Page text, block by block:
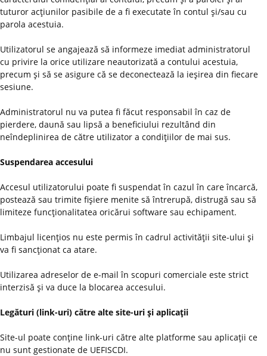
tuturor acţiunilor pasibile de a fi executate în contul şi/sau cu
parola acestuia.
Utilizatorul se angajează să informeze imediat administratorul
cu privire la orice utilizare neautorizată a contului acestuia,
precum şi să se asigure că se deconectează la ieşirea din fiecare
sesiune.
Administratorul nu va putea fi făcut responsabil în caz de
pierdere, daună sau lipsă a beneficiului rezultând din
neîndeplinirea de către utilizator a condiţiilor de mai sus.
Suspendarea accesului
Accesul utilizatorului poate fi suspendat în cazul în care încarcă,
postează sau trimite fişiere menite să întrerupă, distrugă sau să
limiteze funcţionalitatea oricărui software sau echipament.
Limbajul licenţios nu este permis în cadrul activităţii site-ului şi
va fi sancţionat ca atare.
Utilizarea adreselor de e-mail în scopuri comerciale este strict
interzisă şi va duce la blocarea accesului.
Legături (link-uri) către alte site-uri şi aplicaţii
Site-ul poate conţine link-uri către alte platforme sau aplicaţii ce
nu sunt gestionate de UEFISCDI.